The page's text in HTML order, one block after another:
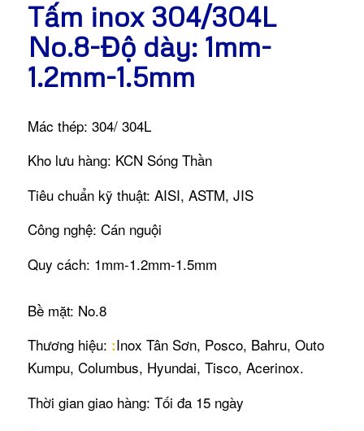
Tấm inox 304/304L
No.8-Độ dày: 1mm-
1.2mm-1.5mm
Mác thép: 304/ 304L
Kho lưu hàng: KCN Sóng Thần
Tiêu chuẩn kỹ thuật: AISI, ASTM, JIS
Công nghệ: Cán nguội
Quy cách: 1mm-1.2mm-1.5mm
Bề mặt: No.8
Thương hiệu: :Inox Tân Sơn, Posco, Bahru, Outo
Kumpu, Columbus, Hyundai, Tisco, Acerinox.
Thời gian giao hàng: Tối đa 15 ngày